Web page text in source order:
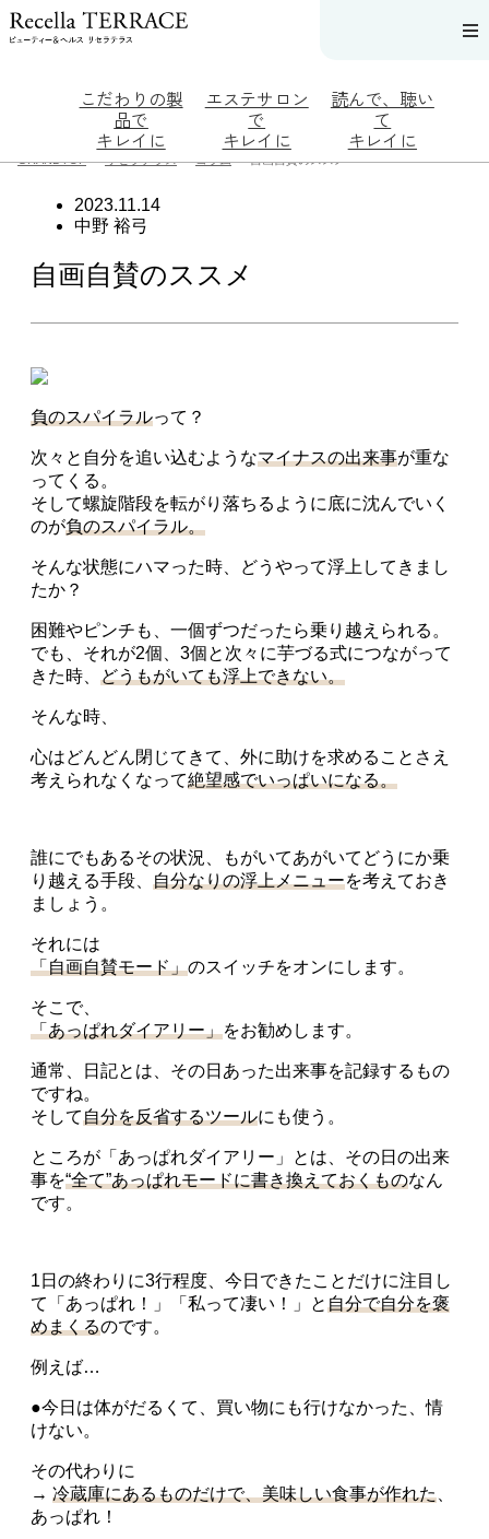
こだわりの製
品で
キレイに
こだわりの製
品でキレイに
SERIES#01
私たちに
SERIES#02
粧品につ
いて
エステサロン
で
キレイに
リフティ
ング認定
ロンを探
とは？
肌改善の
プロと
は？
読んで、聴い
て
キレイに
レシピ一
探す
ニキビ 日
焼け首の
しわ 敏感
シミ
ミューズ
GRANDTOP>リセラテラス>コラム>自画自賛のススメ
2023.11.14
中野 裕弓
自画自賛のススメ
負のスパイラルって？
次々と自分を追い込むようなマイナスの出来事が重な
ってくる。
そして螺旋階段を転がり落ちるように底に沈んでいく
のが負のスパイラル。
そんな状態にハマった時、どうやって浮上してきまし
たか？
困難やピンチも、一個ずつだったら乗り越えられる。
でも、それが2個、3個と次々に芋づる式につながって
きた時、 どうもがいても浮上できない。
そんな時、
心はどんどん閉じてきて、外に助けを求めることさえ
考えられなくなって絶望感でいっぱいになる。
誰にでもあるその状況、もがいてあがいてどうにか乗
り越える手段、 自分なりの浮上メニューを考えておき
ましょう。
それには
「自画自賛モード」のスイッチをオンにします。
そこで、
「あっぱれダイアリー」をお勧めします。
通常、日記とは、その日あった出来事を記録するもの
ですね。
そして自分を反省するツールにも使う。
ところが「あっぱれダイアリー」とは、その日の出来
事を“全て”あっぱれモードに書き換えておくものなん
です。
1日の終わりに3行程度、今日できたことだけに注目し
て「あっぱれ！」「私って凄い！」と自分で自分を褒
めまくるのです。
例えば…
●今日は体がだるくて、買い物にも行けなかった、情
けない。
その代わりに
→ 冷蔵庫にあるものだけで、美味しい食事が作れた
あっぱれ！